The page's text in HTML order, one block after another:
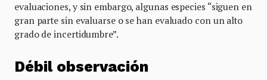
evaluaciones, y sin embargo, algunas especies “siguen en
gran parte sin evaluarse o se han evaluado con un alto
grado de incertidumbre”.
Débil observación